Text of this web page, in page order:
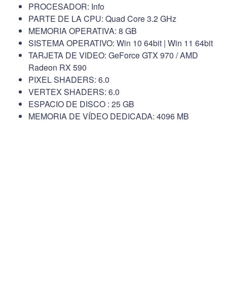
PROCESADOR: Info
PARTE DE LA CPU: Quad Core 3.2 GHz
MEMORIA OPERATIVA: 8 GB
SISTEMA OPERATIVO: Win 10 64bit | Win 11 64bit
TARJETA DE VIDEO: GeForce GTX 970 / AMD
Radeon RX 590
PIXEL SHADERS: 6.0
VERTEX SHADERS: 6.0
ESPACIO DE DISCO : 25 GB
MEMORIA DE VÍDEO DEDICADA: 4096 MB